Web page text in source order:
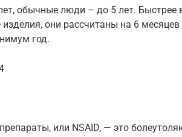
обычные люди – до 5 лет. Быстрее
они рассчитаны на 6 месяцев
год.
или NSAID, — это